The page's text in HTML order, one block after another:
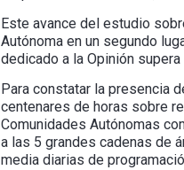
Este avance del estudio
Autónoma en un segundo
dedicado a la Opinión
Para constatar la presencia
centenares de horas sobre
Comunidades Autónomas
a las 5 grandes cadenas de
media diarias de